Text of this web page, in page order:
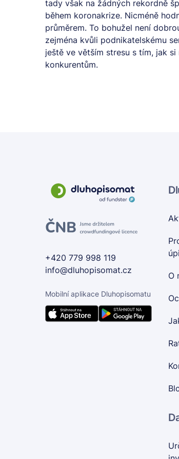
tady však na žádných rekordně
během koronakrize. Nicméně
průměrem. To bohužel není
zejména kvůli podnikatelskému
ještě ve větším stresu s tím, jak
konkurentům.
+420 779 998 119
info@dluhopisomat.cz
Mobilní aplikace Dluhopisomatu
O